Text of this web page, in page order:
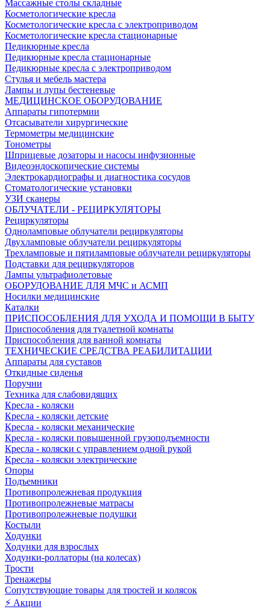
Массажные столы складные
Косметологические кресла
Косметологические кресла с электроприводом
Косметологические кресла стационарные
Педикюрные кресла
Педикюрные кресла стационарные
Педикюрные кресла с электроприводом
Стулья и мебель мастера
Лампы и лупы бестеневые
МЕДИЦИНСКОЕ ОБОРУДОВАНИЕ
Аппараты гипотермии
Отсасыватели хирургические
Термометры медицинские
Тонометры
Шприцевые дозаторы и насосы инфузионные
Видеоэндоскопические системы
Электрокардиографы и диагностика сосудов
Стоматологические установки
УЗИ сканеры
ОБЛУЧАТЕЛИ - РЕЦИРКУЛЯТОРЫ
Рециркуляторы
Одноламповые облучатели рециркуляторы
Двухламповые облучатели рециркуляторы
Трехламповые и пятиламповые облучатели рециркуляторы
Подставки для рециркуляторов
Лампы ультрафиолетовые
ОБОРУДОВАНИЕ ДЛЯ МЧС и АСМП
Носилки медицинские
Каталки
ПРИСПОСОБЛЕНИЯ ДЛЯ УХОДА И ПОМОЩИ В БЫТУ
Приспособления для туалетной комнаты
Приспособления для ванной комнаты
ТЕХНИЧЕСКИЕ СРЕДСТВА РЕАБИЛИТАЦИИ
Аппараты для суставов
Откидные сиденья
Поручни
Техника для слабовидящих
Кресла - коляски
Кресла - коляски детские
Кресла - коляски механические
Кресла - коляски повышенной грузоподъемности
Кресла - коляски с управлением одной рукой
Кресла - коляски электрические
Опоры
Подъемники
Противопролежневая продукция
Противопролежневые матрасы
Противопролежневые подушки
Костыли
Ходунки
Ходунки для взрослых
Ходунки-роллаторы (на колесах)
Трости
Тренажеры
Сопутствующие товары для тростей и колясок
⚡ Акции